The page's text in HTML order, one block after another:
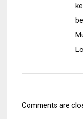
Comments are